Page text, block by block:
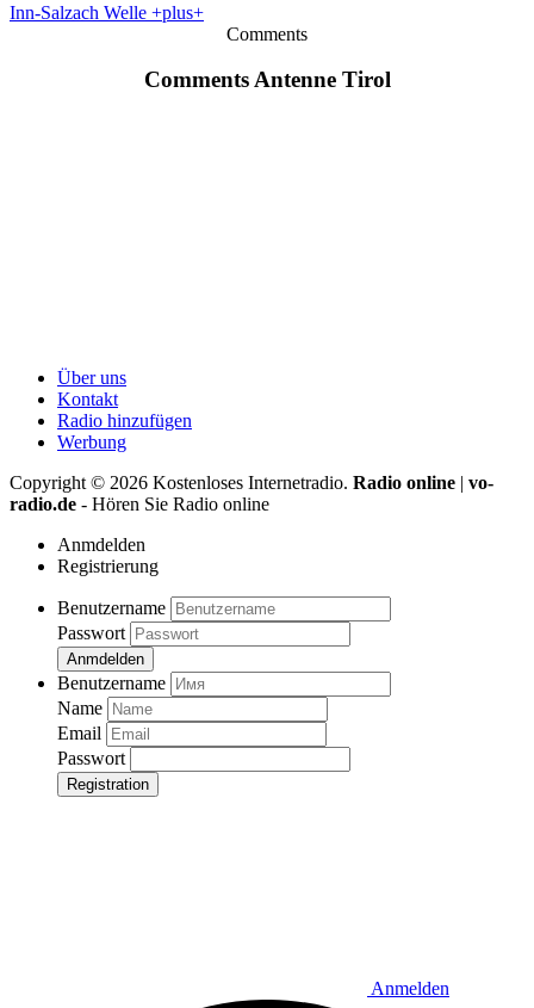
Inn-Salzach Welle +plus+
Comments
Comments Antenne Tirol
Über uns
Kontakt
Radio hinzufügen
Werbung
Copyright © 2026 Kostenloses Internetradio. Radio online | vo-
radio.de - Hören Sie Radio online
Anmdelden
Registrierung
Benutzername
Passwort
Anmdelden
Benutzername
Name
Email
Passwort
Registration
Anmelden